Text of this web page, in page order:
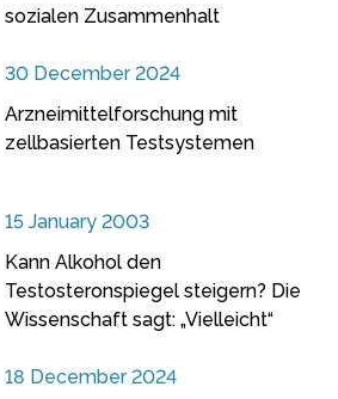
sozialen Zusammenhalt
30 December 2024
Arzneimittelforschung mit
zellbasierten Testsystemen
15 January 2003
Kann Alkohol den
Testosteronspiegel steigern? Die
Wissenschaft sagt: „Vielleicht“
18 December 2024